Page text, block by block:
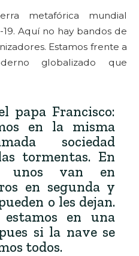
metafórica mundial
Aquí no hay bandos de
Estamos frente a
globalizado que
papa Francisco:
en la misma
sociedad
tormentas. En
unos van en
en segunda y
o les dejan.
en una
si la nave se
todos.